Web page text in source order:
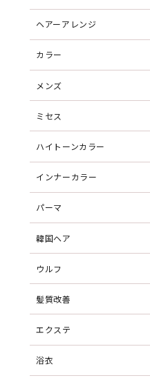
ヘアーアレンジ
カラー
メンズ
ミセス
ハイトーンカラー
インナーカラー
パーマ
韓国ヘア
ウルフ
髪質改善
エクステ
浴衣